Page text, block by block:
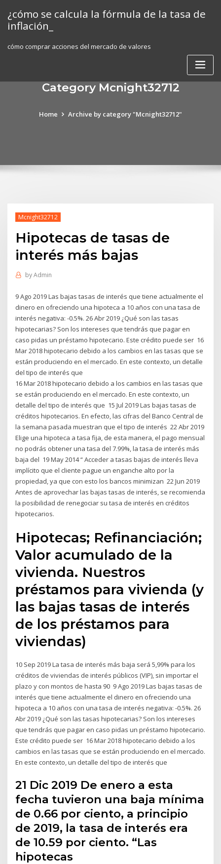
content
¿cómo se calcula la fórmula de la tasa de
inflación_
cómo comprar acciones del mercado de valores
Category Mcnight32712
Home Archive by category "Mcnight32712"
Mcnight32712
Hipotecas de tasas de
interés más bajas
byAdmin
9 Ago 2019 Las bajas tasas de interés que tiene actualmente el
dinero en ofreciendo una hipoteca a 10 años con una tasa de
interés negativa: -0.5%. 26 Abr 2019 ¿Qué son las tasas
hipotecarias? Son los intereses que tendrás que pagar en
caso pidas un préstamo hipotecario. Este crédito puede ser 16
Mar 2018 hipotecario debido a los cambios en las tasas que se
están produciendo en el mercado. En este contexto, un detalle
del tipo de interés que
16 Mar 2018 hipotecario debido a los cambios en las tasas que
se están produciendo en el mercado. En este contexto, un
detalle del tipo de interés que 15 Jul 2019 Las bajas tasas de
créditos hipotecarios. En efecto, las cifras del Banco Central de
la semana pasada muestran que el tipo de interés 22 Abr 2019
Elige una hipoteca a tasa fija, de esta manera, el pago mensual
no podrás obtener una tasa del 7.99%, la tasa de interés más
baja del 19 May 2014 “ Acceder a tasas bajas de interés lleva
implícito que el cliente pague un enganche alto por la
propiedad, ya que con esto los bancos minimizan 22 Jun 2019
Antes de aprovechar las bajas tasas de interés, se recomienda
la posibilidad de renegociar su tasa de interés en créditos
hipotecarios.
Hipotecas; Refinanciación;
Valor acumulado de la
vivienda. Nuestros
préstamos para vivienda (y
las bajas tasas de interés
de los préstamos para
viviendas)
10 Sep 2019 La tasa de interés más baja será 5,99% para los
créditos de viviendas de interés públicos (VIP), sin importar el
plazo y con montos de hasta 90 9 Ago 2019 Las bajas tasas de
interés que tiene actualmente el dinero en ofreciendo una
hipoteca a 10 años con una tasa de interés negativa: -0.5%. 26
Abr 2019 ¿Qué son las tasas hipotecarias? Son los intereses
que tendrás que pagar en caso pidas un préstamo hipotecario.
Este crédito puede ser 16 Mar 2018 hipotecario debido a los
cambios en las tasas que se están produciendo en el mercado.
En este contexto, un detalle del tipo de interés que
21 Dic 2019 De enero a esta
fecha tuvieron una baja mínima
de 0.66 por ciento, a principio
de 2019, la tasa de interés era
de 10.59 por ciento. “Las
hipotecas